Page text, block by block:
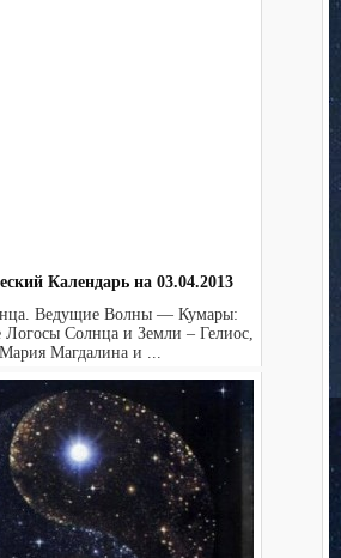
Календарь на 03.04.2013
Ведущие Волны — Кумары:
Логосы Солнца и Земли – Гелиос,
Мария Магдалина и ...